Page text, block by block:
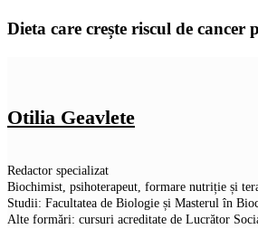
Dieta care crește riscul de
Otilia Geavlete
Redactor specializat
Biochimist, psihoterapeut, formare nutriție și
Studii: Facultatea de Biologie și Masterul în
Alte formări: cursuri acreditate de Lucrător